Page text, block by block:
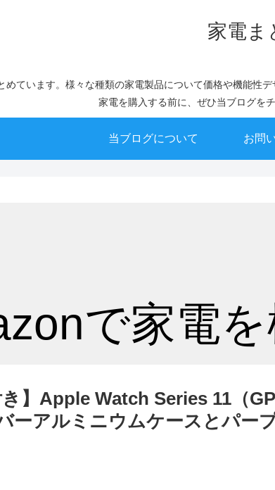
家電ま
めています。様々な種類の家電製品について価格や機能性
家電を購入する前に、ぜひ当ブログを
当ブログについて お問
で家電
き】Apple Watch Series 11（
ーアルミニウムケースとパー